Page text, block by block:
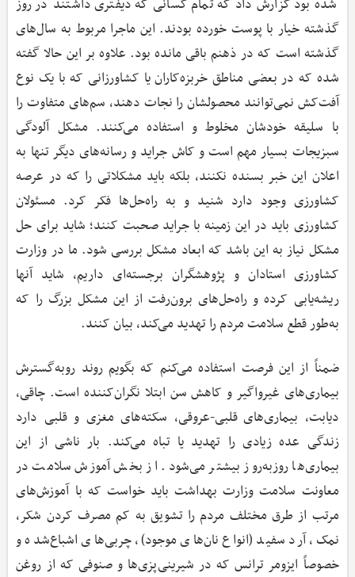
شده بود گزارش داد که تمام کسانی که دیفتری داشتند در روز
گذشته خیار با پوست خورده بودند. این ماجرا مربوط به سال‌های
گذشته است که در ذهنم باقی مانده بود. علاوه بر این حالا گفته
شده که در بعضی مناطق خربزه‌کاران یا کشاورزانی که با یک نوع
آفت‌کش نمی‌توانند محصولشان را نجات دهند، سم‌های متفاوت را
با سلیقه خودشان مخلوط و استفاده می‌کنند. مشکل آلودگی
سبزیجات بسیار مهم است و کاش جراید و رسانه‌های دیگر تنها به
اعلان این خبر بسنده نکنند، بلکه باید مشکلاتی را که در عرصه
کشاورزی وجود دارد شنید و به راه‌حل‌ها فکر کرد. مسئولان
کشاورزی باید در این زمینه با جراید صحبت کنند؛ شاید برای حل
مشکل نیاز به این باشد که ابعاد مشکل بررسی شود. ما در وزارت
کشاورزی استادان و پژوهشگران برجسته‌ای داریم، شاید آنها
ریشه‌یابی کرده‌ و راه‌حل‌های برون‌رفت از این مشکل بزرگ را که
به‌طور قطع سلامت مردم را تهدید می‌کند، بیان کنند.
ضمناً از این فرصت استفاده می‌کنم که بگویم روند روبه‌گسترش
بیماری‌های غیرواگیر و کاهش سن ابتلا نگران‌کننده است. چاقی،
دیابت، بیماری‌های قلبی-عروقی، سکته‌های مغزی و قلبی دارد
زندگی عده زیادی را تهدید یا تباه می‌کند. بار ناشی از این
بیماری‌ها روزبه‌روز بیشتر می‌شود. از بخش آموزش سلامت در
معاونت سلامت وزارت بهداشت باید خواست که با آموزش‌های
مرتب از طرق مختلف مردم را تشویق به کم ‌مصرف کردن شکر،
نمک، آرد سفید (انواع نان‌های موجود)، چربی‌های اشباع‌شده و
خصوصاً ایزومر ترانس که در شیرینی‌پزی‌ها و صنوفی که از روغن